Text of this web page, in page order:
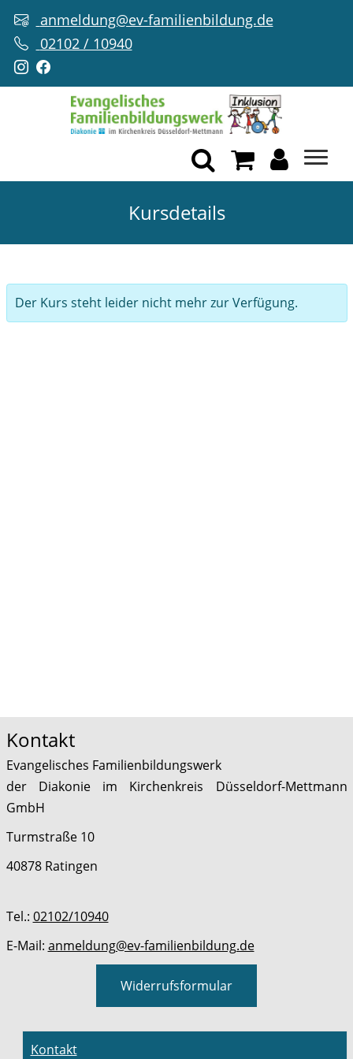
anmeldung@ev-familienbildung.de
02102 / 10940
Kursdetails
Der Kurs steht leider nicht mehr zur Verfügung.
Kontakt
Evangelisches Familienbildungswerk
der Diakonie im Kirchenkreis Düsseldorf-Mettmann
GmbH
Turmstraße 10
40878 Ratingen
Tel.: 02102/10940
E-Mail: anmeldung@ev-familienbildung.de
Widerrufsformular
Kontakt